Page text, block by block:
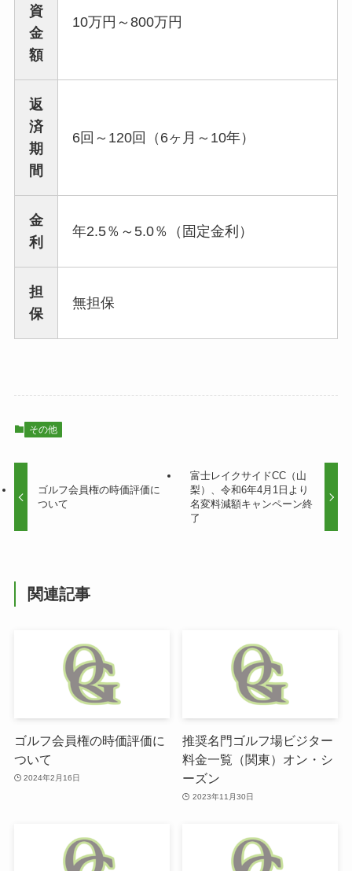
資
金
額
10万円～800万円
返
済
期
間
6回～120回（6ヶ月～10年）
金
利
年2.5％～5.0％（固定金利）
担
保
無担保
その他
ゴルフ会員権の時価評価に
ついて
富士レイクサイドCC（山
梨）、令和6年4月1日より
名変料減額キャンペーン終
了
関連記事
ゴルフ会員権の時価評価に
ついて
2024年2月16日
推奨名門ゴルフ場ビジター
料金一覧（関東）オン・シ
ーズン
2023年11月30日